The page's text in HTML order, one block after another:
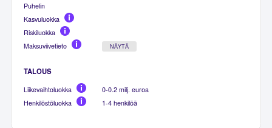
Puhelin
Kasvuluokka
Riskiluokka
Maksuviivetieto
NÄYTÄ
TALOUS
Liikevaihtoluokka
0-0.2 milj. euroa
Henkilöstöluokka
1-4 henkilöä